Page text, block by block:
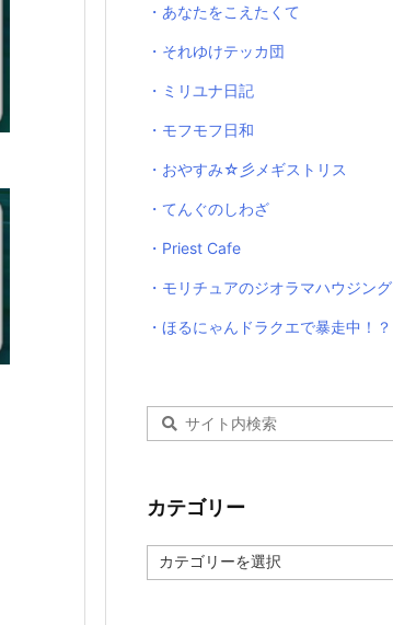
・あなたをこえたくて
・それゆけテッカ団
・ミリユナ日記
・モフモフ日和
・おやすみ☆彡メギストリス
・てんぐのしわざ
・Priest Cafe
・モリチュアのジオラマハウジング
・ほるにゃんドラクエで暴走中！？
カテゴリー
テ